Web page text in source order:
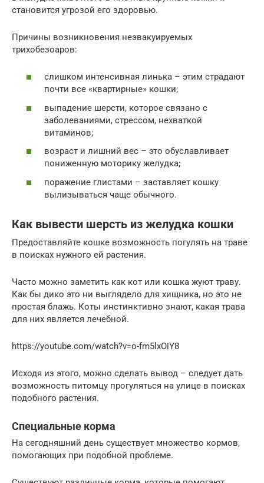
становится угрозой его здоровью.
Причины возникновения неэвакуируемых
трихобезоаров:
слишком интенсивная линька – этим страдают
почти все «квартирные» кошки;
выпадение шерсти, которое связано с
заболеваниями, стрессом, нехваткой
витаминов;
возраст и лишний вес – это обуславливает
пониженную моторику желудка;
поражение глистами – заставляет кошку
вылизываться чаще обычного.
Как вывести шерсть из желудка кошки
Предоставляйте кошке возможность погулять на траве
в поисках нужного ей растения.
Часто можно заметить как кот или кошка жуют траву.
Как бы дико это ни выглядело для хищника, но это не
простая блажь. Коты инстинктивно знают, какая трава
для них является лечебной.
https://youtube.com/watch?v=o-fm5lxOiY8
Исходя из этого, можно сделать вывод – следует дать
возможность питомцу прогуляться на улице в поисках
подобного растения.
Специальные корма
На сегодняшний день существует множество кормов,
помогающих при подобной проблеме.